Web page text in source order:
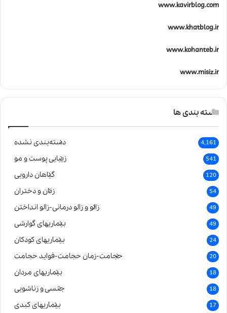
www.kavirblog.com
www.khatblog.ir
www.kohanteb.ir
www.misiz.ir
دسته بندی ها
دسته‌بندی نشده 4,161
زیبایی پوست و مو 541
گیاهان دارویی 120
زنان و دختران 54
زالو و زالو درمانی-زالو انداختن 49
بیماریهای گوارشی 49
بیماریهای کودکان 24
حجامت-زمان حجامت-فواید حجامت 20
بیماریهای مردان 18
جنسی و زناشویی 18
بیماریهای کبدی 17